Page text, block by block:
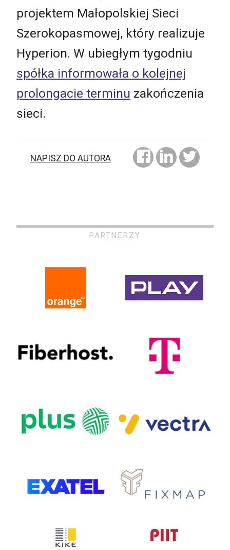
projektem Małopolskiej Sieci
Szerokopasmowej, który realizuje
Hyperion. W ubiegłym tygodniu
spółka informowała o kolejnej
prolongacie terminu zakończenia
sieci.
NAPISZ DO AUTORA
PARTNERZY